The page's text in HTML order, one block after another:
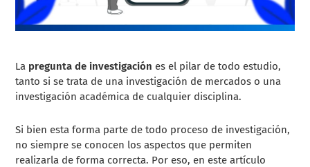
La pregunta de investigación es el pilar de todo estudio,
tanto si se trata de una investigación de mercados o una
investigación académica de cualquier disciplina.
Si bien esta forma parte de todo proceso de investigación,
no siempre se conocen los aspectos que permiten
realizarla de forma correcta. Por eso, en este artículo